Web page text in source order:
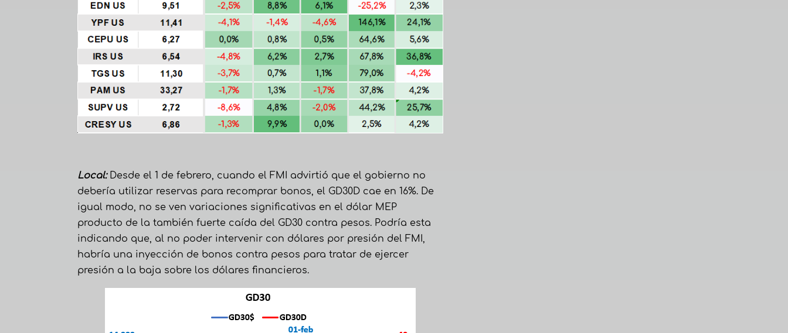
Local:Desde el 1 de febrero, cuando el FMI advirtió que el gobierno no
debería utilizar reservas para recomprar bonos, el GD30D cae en 16%. De
igual modo, no se ven variaciones significativas en el dólar MEP
producto de la también fuerte caída del GD30 contra pesos. Podría esta
indicando que, al no poder intervenir con dólares por presión del FMI,
habría una inyección de bonos contra pesos para tratar de ejercer
presión a la baja sobre los dólares financieros.